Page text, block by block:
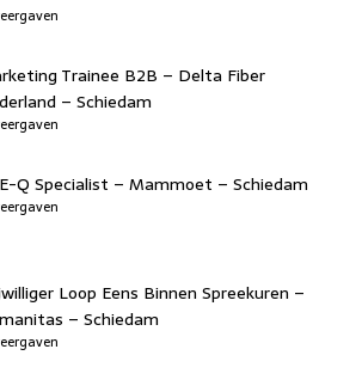
Trainee B2B – Delta Fiber
– Schiedam
Q Specialist – Mammoet – Schiedam
Loop Eens Binnen Spreekuren –
– Schiedam